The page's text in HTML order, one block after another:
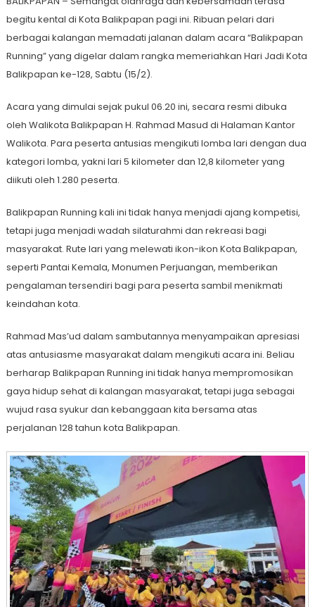
begitu kental di Kota Balikpapan pagi ini. Ribuan pelari dari
berbagai kalangan memadati jalanan dalam acara “Balikpapan
Running” yang digelar dalam rangka memeriahkan Hari Jadi Kota
Balikpapan ke-128, Sabtu (15/2).
Acara yang dimulai sejak pukul 06.20 ini, secara resmi dibuka
oleh Walikota Balikpapan H. Rahmad Masud di Halaman Kantor
Walikota. Para peserta antusias mengikuti lomba lari dengan dua
kategori lomba, yakni lari 5 kilometer dan 12,8 kilometer yang
diikuti oleh 1.280 peserta.
Balikpapan Running kali ini tidak hanya menjadi ajang kompetisi,
tetapi juga menjadi wadah silaturahmi dan rekreasi bagi
masyarakat. Rute lari yang melewati ikon-ikon Kota Balikpapan,
seperti Pantai Kemala, Monumen Perjuangan, memberikan
pengalaman tersendiri bagi para peserta sambil menikmati
keindahan kota.
Rahmad Mas’ud dalam sambutannya menyampaikan apresiasi
atas antusiasme masyarakat dalam mengikuti acara ini. Beliau
berharap Balikpapan Running ini tidak hanya mempromosikan
gaya hidup sehat di kalangan masyarakat, tetapi juga sebagai
wujud rasa syukur dan kebanggaan kita bersama atas
perjalanan 128 tahun kota Balikpapan.